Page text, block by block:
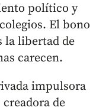
político y
El bono
la libertad de
carecen.
impulsora
de